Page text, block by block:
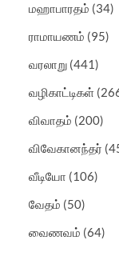
மஹாபாரதம் (34)
ராமாயணம் (95)
வரலாறு (441)
வழிகாட்டிகள்
விவாதம் (200)
விவேகானந்தர்
வீடியோ (106)
வேதம் (50)
வைணவம் (64)